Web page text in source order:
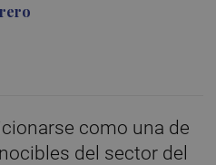
como una de
del sector del